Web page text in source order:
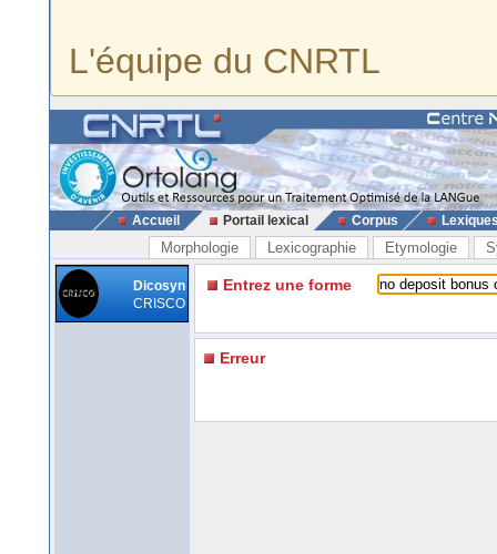
L'équipe du CNRTL
Accueil Portail lexical Corpus
Morphologie Lexicographie Etymologie
Dicosyn
CRISCO
Entrez une forme
Erreur